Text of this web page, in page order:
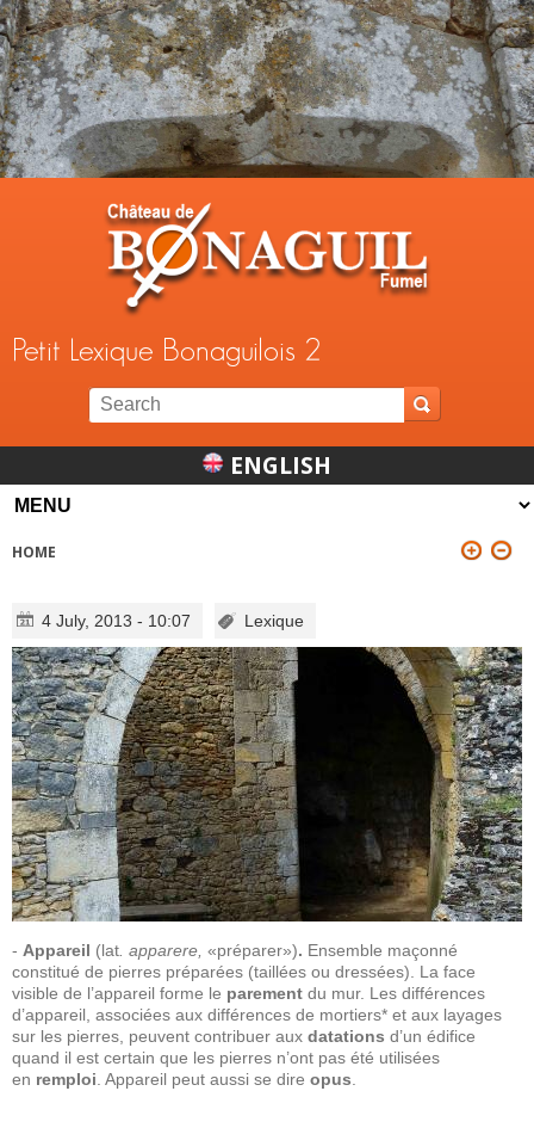
Jump to navigation
Petit Lexique Bonaguilois 2
ENGLISH
HOME
4 July, 2013 - 10:07 Lexique
- Appareil (lat . apparere, «préparer»). Ensemble maçonné
constitué de pierres préparées (taillées ou dressées). La face
visible de l’appareil forme le parement du mur. Les différences
d’appareil, associées aux différences de mortiers* et aux layages
sur les pierres, peuvent contribuer aux datations d’un édifice
quand il est certain que les pierres n’ont pas été utilisées
en remploi . Appareil peut aussi se dire opus